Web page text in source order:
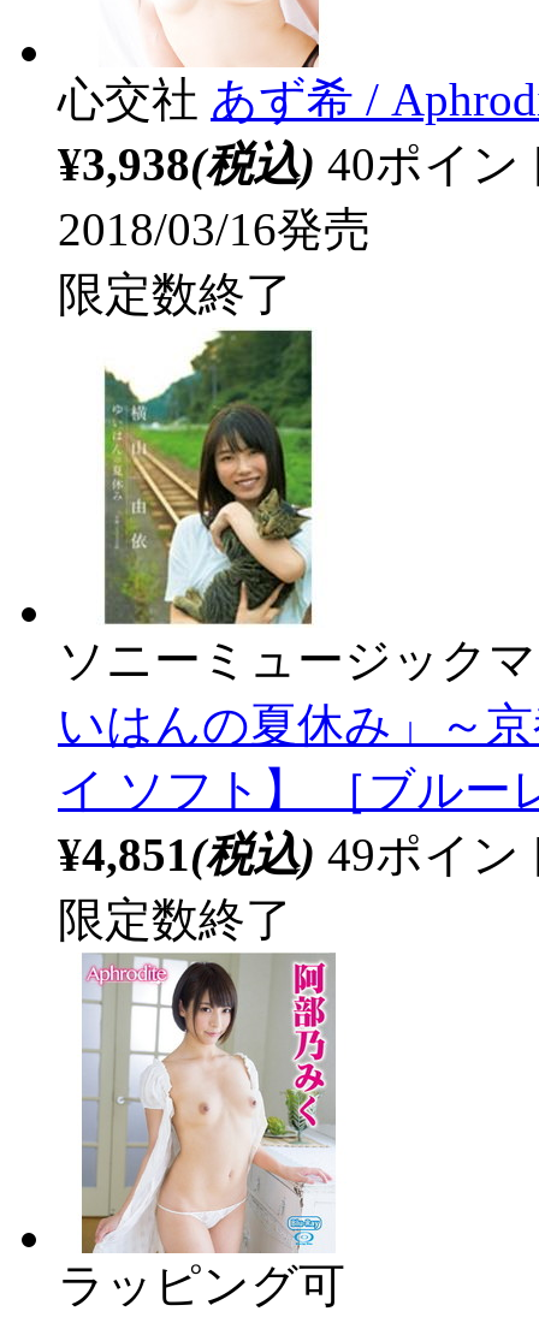
心交社 あず希 /
¥3,938(税込) 40ポイ
2018/03/16発売
限定数終了
ソニーミュージック
いはんの夏休み」～
イ ソフト】 ［ブルー
¥4,851(税込) 49ポイ
限定数終了
ラッピング可